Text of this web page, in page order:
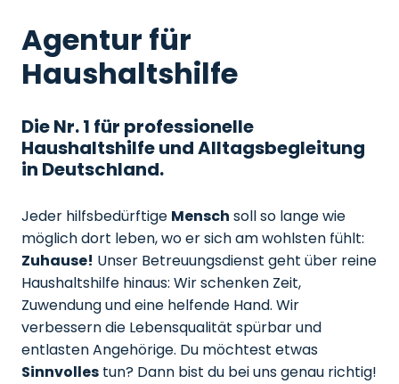
Agentur für
Haushaltshilfe
Die Nr. 1 für professionelle
Haushaltshilfe und Alltagsbegleitung
in Deutschland.
Jeder hilfsbedürftige Mensch soll so lange wie
möglich dort leben, wo er sich am wohlsten fühlt:
Zuhause! Unser Betreuungsdienst geht über reine
Haushaltshilfe hinaus: Wir schenken Zeit,
Zuwendung und eine helfende Hand. Wir
verbessern die Lebensqualität spürbar und
entlasten Angehörige. Du möchtest etwas
Sinnvolles tun? Dann bist du bei uns genau richtig!